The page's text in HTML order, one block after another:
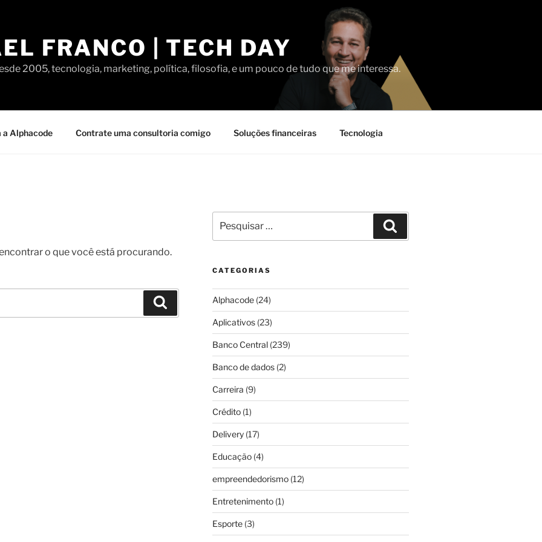
FRANCO | TECH DAY
2005, tecnologia, marketing, política, filosofia, e um pouco de tudo que me interessa.
a Alphacode Contrate uma consultoria comigo Soluções financeiras Tecnologia
o que você está procurando.
Pesquisar
por:
CATEGORIAS
Alphacode(24)
Aplicativos(23)
Banco Central(239)
Banco de dados(2)
Carreira (9)
Crédito(1)
Delivery(17)
Educação(4)
empreendedorismo(12)
Entretenimento(1)
Esporte(3)